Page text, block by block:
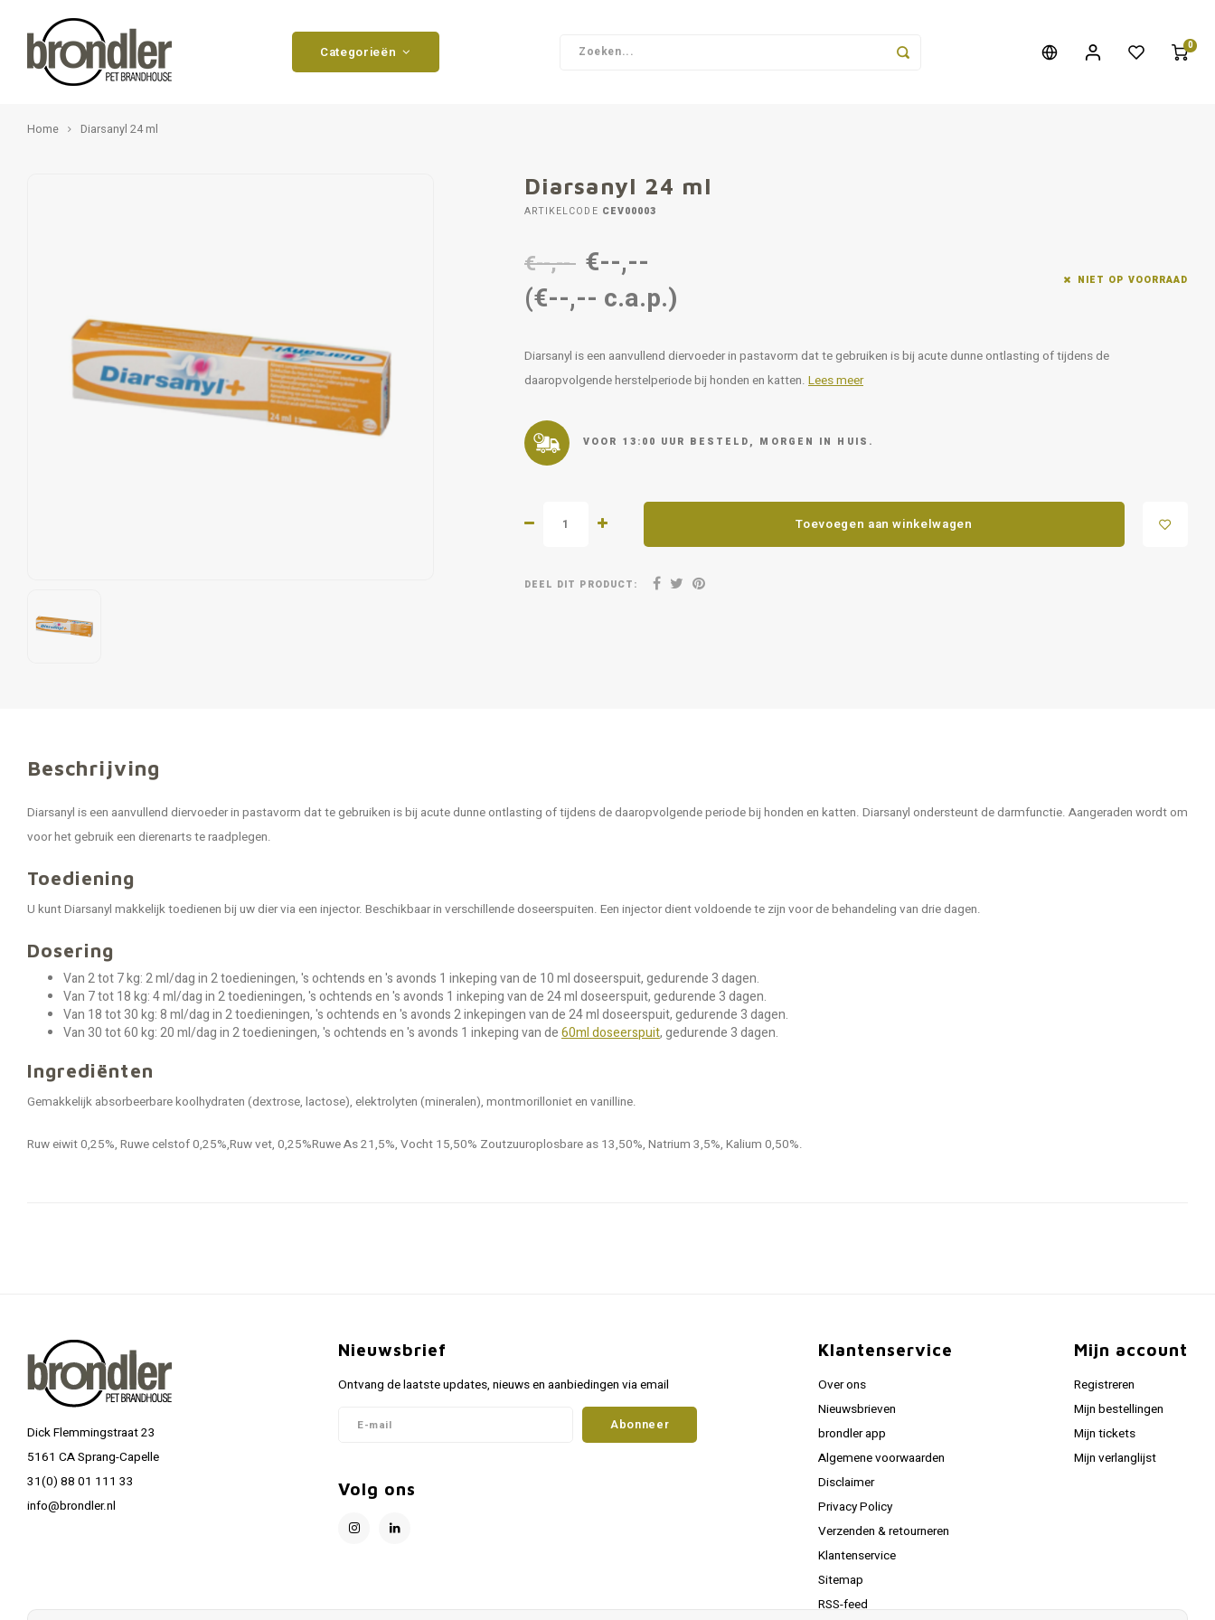
Categorieën 0
Home Diarsanyl 24 ml
Diarsanyl 24 ml
ARTIKELCODE CEV00003
€--,-- €--,--
(€--,-- c.a.p.)
NIET OP VOORRAAD
Diarsanyl is een aanvullend diervoeder in pastavorm dat te gebruiken is bij acute dunne ontlasting of tijdens de
daaropvolgende herstelperiode bij honden en katten. Lees meer
VOOR 13:00 UUR BESTELD, MORGEN IN HUIS.
Toevoegen aan winkelwagen
DEEL DIT PRODUCT:
Beschrijving
Diarsanyl is een aanvullend diervoeder in pastavorm dat te gebruiken is bij acute dunne ontlasting of tijdens de daaropvolgende periode bij honden en katten. Diarsanyl ondersteunt de darmfunctie. Aangeraden wordt om
voor het gebruik een dierenarts te raadplegen.
Toediening
U kunt Diarsanyl makkelijk toedienen bij uw dier via een injector. Beschikbaar in verschillende doseerspuiten. Een injector dient voldoende te zijn voor de behandeling van drie dagen.
Dosering
Van 2 tot 7 kg: 2 ml/dag in 2 toedieningen, 's ochtends en 's avonds 1 inkeping van de 10 ml doseerspuit, gedurende 3 dagen.
Van 7 tot 18 kg: 4 ml/dag in 2 toedieningen, 's ochtends en 's avonds 1 inkeping van de 24 ml doseerspuit, gedurende 3 dagen.
Van 18 tot 30 kg: 8 ml/dag in 2 toedieningen, 's ochtends en 's avonds 2 inkepingen van de 24 ml doseerspuit, gedurende 3 dagen.
Van 30 tot 60 kg: 20 ml/dag in 2 toedieningen, 's ochtends en 's avonds 1 inkeping van de60ml doseerspuit, gedurende 3 dagen.
Ingrediënten
Gemakkelijk absorbeerbare koolhydraten (dextrose, lactose), elektrolyten (mineralen), montmorilloniet en vanilline.
Ruw eiwit 0,25%, Ruwe celstof 0,25%,Ruw vet, 0,25%Ruwe As 21,5%, Vocht 15,50% Zoutzuuroplosbare as 13,50%, Natrium 3,5%, Kalium 0,50%.
Dick Flemmingstraat 23
5161 CA Sprang-Capelle
31(0) 88 01 111 33
info@brondler.nl
Nieuwsbrief
Ontvang de laatste updates, nieuws en aanbiedingen via email
Abonneer
Volg ons
Klantenservice
Over ons
Nieuwsbrieven
brondler app
Algemene voorwaarden
Disclaimer
Privacy Policy
Verzenden & retourneren
Klantenservice
Sitemap
RSS-feed
Mijn account
Registreren
Mijn bestellingen
Mijn tickets
Mijn verlanglijst